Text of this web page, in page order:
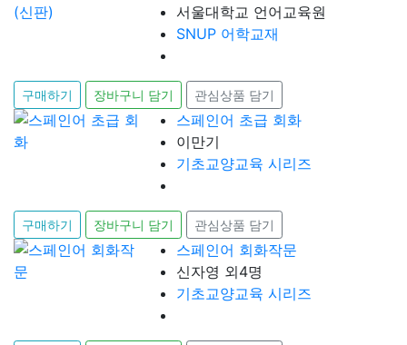
서울대학교 언어교육원
SNUP 어학교재
구매하기 장바구니 담기 관심상품 담기
스페인어 초급 회화
이만기
기초교양교육 시리즈
구매하기 장바구니 담기 관심상품 담기
스페인어 회화작문
신자영 외4명
기초교양교육 시리즈